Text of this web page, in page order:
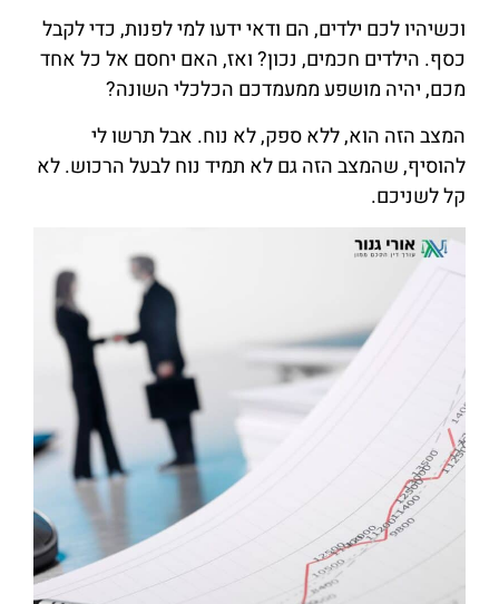
וכשיהיו לכם ילדים, הם ודאי ידעו למי לפנות, כדי לקבל
כסף. הילדים חכמים, נכון? ואז, האם יחסם אל כל אחד
מכם, יהיה מושפע ממעמדכם הכלכלי השונה?
המצב הזה הוא, ללא ספק, לא נוח. אבל תרשו לי
להוסיף, שהמצב הזה גם לא תמיד נוח לבעל הרכוש. לא
קל לשניכם.